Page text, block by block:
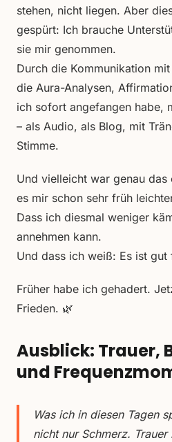
stehen, nicht liegen. Aber
gespürt: Ich brauche
sie mir genommen.
Durch die Kommunikation
die Aura-Analysen,
ich sofort angefangen habe,
– als Audio, als Blog, mit
Stimme.
Und vielleicht war genau das
es mir schon sehr früh
Dass ich diesmal weniger
annehmen kann.
Und dass ich weiß: Es ist
Früher habe ich gehadert.
Frieden. 🌿
Ausblick: Trauer,
und
Was ich in diesen Tagen
nicht nur Schmerz.